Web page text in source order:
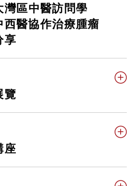
區中醫訪問學
醫協作治療腫瘤
享
覽
座